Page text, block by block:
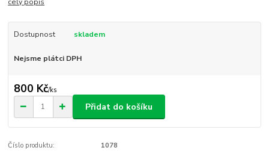
Dostupnost skladem
Nejsme plátci DPH
800 Kč/ks
Přidat do košíku
Číslo produktu: 1078